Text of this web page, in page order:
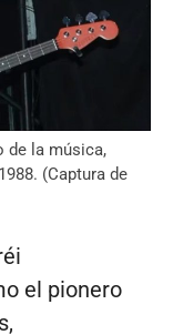
de la música,
(Captura de
el pionero